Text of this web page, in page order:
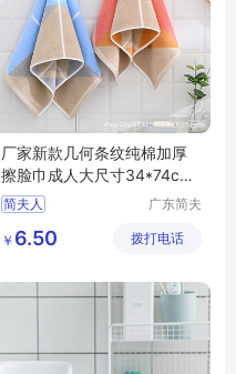
厂家新款几何条纹纯棉加厚
擦脸巾成人大尺寸34*74cm
家庭毛巾
简夫人
广东简夫
限公司
￥ 6.50 拨打电话